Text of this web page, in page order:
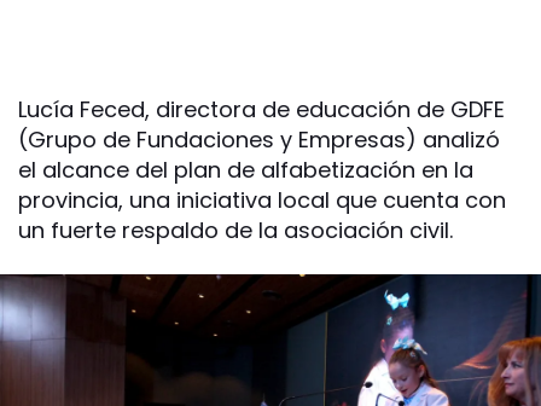
Lucía Feced, directora de educación de GDFE
(Grupo de Fundaciones y Empresas) analizó
el alcance del plan de alfabetización en la
provincia, una iniciativa local que cuenta con
un fuerte respaldo de la asociación civil.